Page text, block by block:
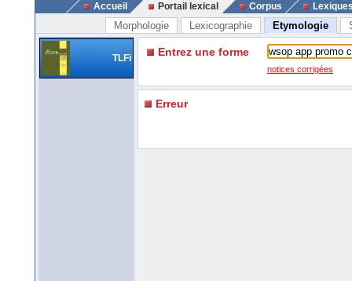
Accueil Portail lexical Corpus
Morphologie Lexicographie Etymologie
TLFi Entrez une forme
notices corrigées
Erreur